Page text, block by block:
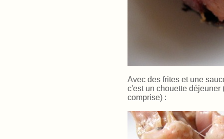
Avec des frites et une
c'est un chouette
comprise) :